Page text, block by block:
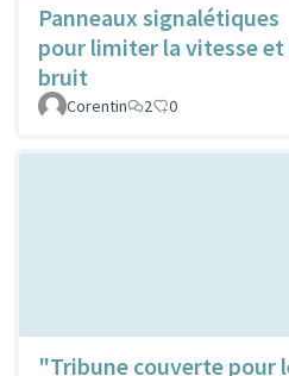
Panneaux signalétiques
pour limiter la vitesse et
bruit
Corentin 2 0
"Tribune couverte pour